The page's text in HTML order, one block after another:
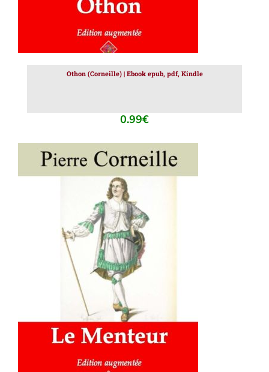
Othon (Corneille) | Ebook epub, pdf, Kindle
0.99€
AJOUTER AU PANIER / DÉTAILS